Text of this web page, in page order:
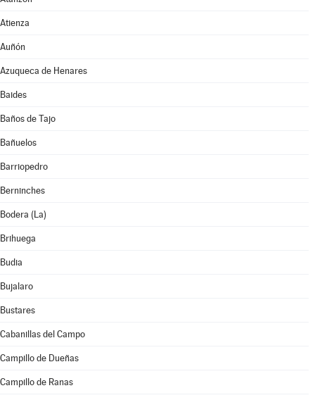
Atienza
Auñón
Azuqueca de Henares
Baides
Baños de Tajo
Bañuelos
Barriopedro
Berninches
Bodera (La)
Brihuega
Budia
Bujalaro
Bustares
Cabanillas del Campo
Campillo de Dueñas
Campillo de Ranas